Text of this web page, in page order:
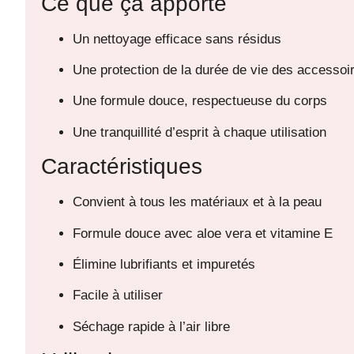
Un nettoyage efficace sans résidus
Une protection de la durée de vie des
Une formule douce, respectueuse du corps
Une tranquillité d’esprit à chaque utilisation
Caractéristiques
Convient à tous les matériaux et à la peau
Formule douce avec aloe vera et vitamine E
Élimine lubrifiants et impuretés
Facile à utiliser
Séchage rapide à l’air libre